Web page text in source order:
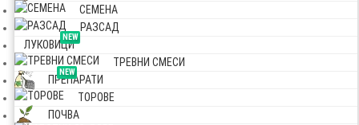
СЕМЕНА
РАЗСАД
NEW
ЛУКОВИЦИ
ТРЕВНИ СМЕСИ
NEW
ПРЕПАРАТИ
ТОРОВЕ
ПОЧВА